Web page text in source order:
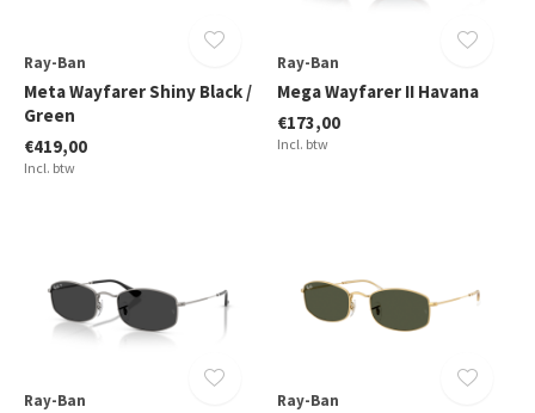
Ray-Ban
Meta Wayfarer Shiny Black /
Green
€419,00
Incl. btw
Ray-Ban
Mega Wayfarer II Havana
€173,00
Incl. btw
Ray-Ban Ray-Ban